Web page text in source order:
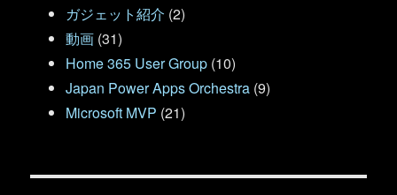
ガジェット紹介 (2)
動画 (31)
Home 365 User Group (10)
Japan Power Apps Orchestra (9)
Microsoft MVP (21)